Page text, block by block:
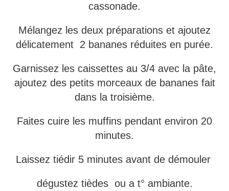
cassonade.
Mélangez les deux préparations et ajoutez
délicatement 2 bananes réduites en purée.
Garnissez les caissettes au 3/4 avec la pâte,
ajoutez des petits morceaux de bananes fait
dans la troisième.
Faites cuire les muffins pendant environ 20
minutes.
Laissez tiédir 5 minutes avant de démouler
dégustez tièdes ou a t° ambiante.